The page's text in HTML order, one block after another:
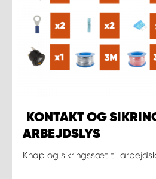
KONTAKT OG
ARBEJDSLYS
Knap og sikringssæt til